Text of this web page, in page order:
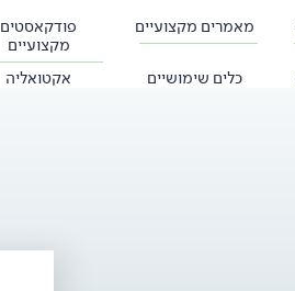
מאמרים מקצועיים
פודקאסטים
מקצועיים
כלים שימושיים אקטואליה